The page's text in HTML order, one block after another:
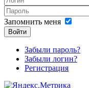
Запомнить меня
Войти
Забыли пароль?
Забыли логин?
Регистрация